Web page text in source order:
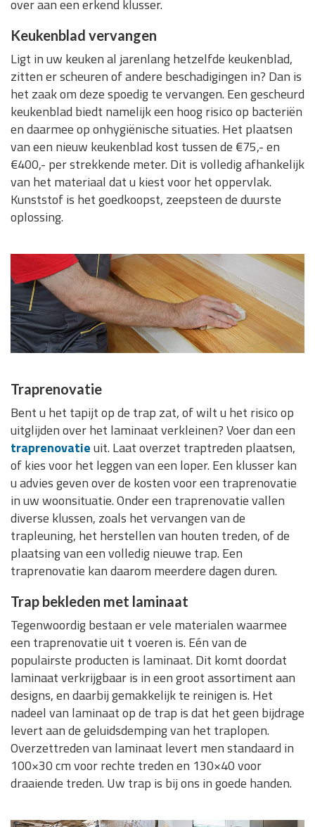
over aan een erkend klusser.
Keukenblad vervangen
Ligt in uw keuken al jarenlang hetzelfde keukenblad,
zitten er scheuren of andere beschadigingen in? Dan is
het zaak om deze spoedig te vervangen. Een gescheurd
keukenblad biedt namelijk een hoog risico op bacteriën
en daarmee op onhygiënische situaties. Het plaatsen
van een nieuw keukenblad kost tussen de €75,- en
€400,- per strekkende meter. Dit is volledig afhankelijk
van het materiaal dat u kiest voor het oppervlak.
Kunststof is het goedkoopst, zeepsteen de duurste
oplossing.
Traprenovatie
Bent u het tapijt op de trap zat, of wilt u het risico op
uitglijden over het laminaat verkleinen? Voer dan een
traprenovatieuit. Laat overzet traptreden plaatsen,
of kies voor het leggen van een loper. Een klusser kan
u advies geven over de kosten voor een traprenovatie
in uw woonsituatie. Onder een traprenovatie vallen
diverse klussen, zoals het vervangen van de
trapleuning, het herstellen van houten treden, of de
plaatsing van een volledig nieuwe trap. Een
traprenovatie kan daarom meerdere dagen duren.
Trap bekleden met laminaat
Tegenwoordig bestaan er vele materialen waarmee
een traprenovatie uit t voeren is. Eén van de
populairste producten is laminaat. Dit komt doordat
laminaat verkrijgbaar is in een groot assortiment aan
designs, en daarbij gemakkelijk te reinigen is. Het
nadeel van laminaat op de trap is dat het geen bijdrage
levert aan de geluidsdemping van het traplopen.
Overzettreden van laminaat levert men standaard in
100×30 cm voor rechte treden en 130×40 voor
draaiende treden. Uw trap is bij ons in goede handen.